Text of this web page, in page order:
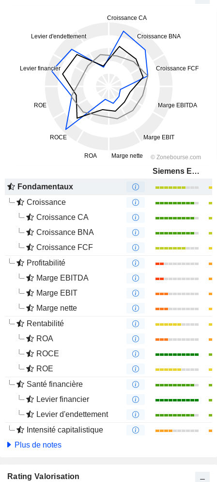
Siemens Energy AG
Fondamentaux
Croissance
Croissance CA
Croissance BNA
Croissance FCF
Profitabilité
Marge EBITDA
Marge EBIT
Marge nette
Rentabilité
ROA
ROCE
ROE
Santé financière
Levier financier
Levier d'endettement
Intensité capitalistique
Plus de notes
Rating Valorisation